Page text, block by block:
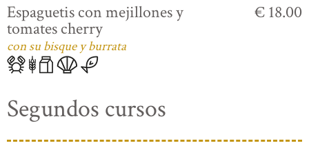
Espaguetis con mejillones y
tomates cherry
con su bisque y burrata
€ 18.00
Segundos cursos